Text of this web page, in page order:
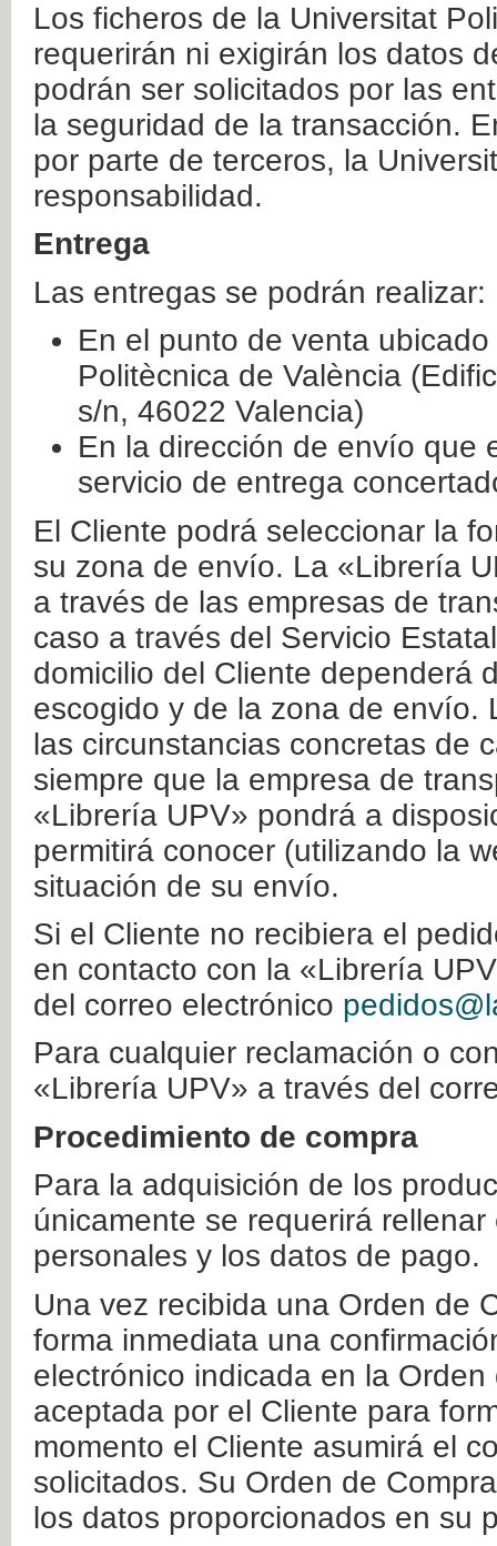
Los ficheros de la Universitat
requerirán ni exigirán los datos
podrán ser solicitados por las
la seguridad de la transacción.
por parte de terceros, la
responsabilidad.
Entrega
Las entregas se podrán realizar:
En el punto de venta
Politècnica de València
s/n, 46022 Valencia)
En la dirección de envío que
servicio de entrega
El Cliente podrá seleccionar la
su zona de envío. La «Librería
a través de las empresas de
caso a través del Servicio
domicilio del Cliente dependerá
escogido y de la zona de envío.
las circunstancias concretas de
siempre que la empresa de
«Librería UPV» pondrá a
permitirá conocer (utilizando la
situación de su envío.
Si el Cliente no recibiera el
en contacto con la «Librería
del correo electrónico
Para cualquier reclamación o
«Librería UPV» a través del
Procedimiento de compra
Para la adquisición de los
únicamente se requerirá
personales y los datos de pago.
Una vez recibida una Orden de
forma inmediata una
electrónico indicada en la
aceptada por el Cliente para
momento el Cliente asumirá el
solicitados. Su Orden de
los datos proporcionados en su